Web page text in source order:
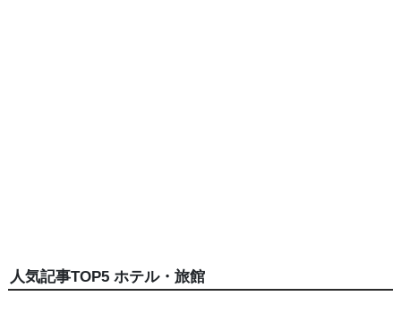
人気記事TOP5 ホテル・旅館